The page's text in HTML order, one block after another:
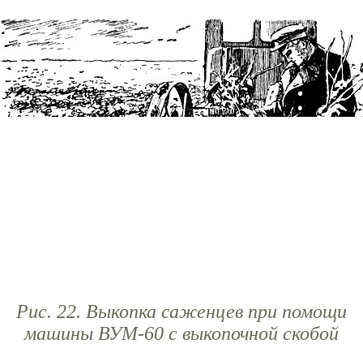
Рис. 22. Выкопка саженцев при помощи
машины ВУМ-60 с выкопочной скобой